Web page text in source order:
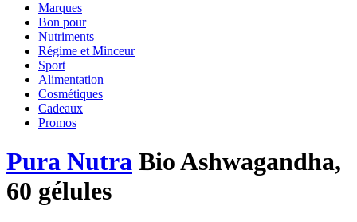
Marques
Bon pour
Nutriments
Régime et Minceur
Sport
Alimentation
Cosmétiques
Cadeaux
Promos
Pura Nutra Bio Ashwagandha,
60 gélules